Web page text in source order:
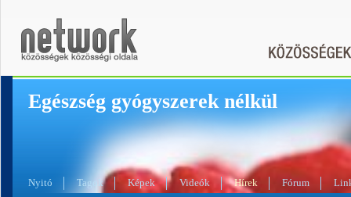
Egészség gyógyszerek nélkül
Nyitó Tagok Képek Videók Hírek Fórum